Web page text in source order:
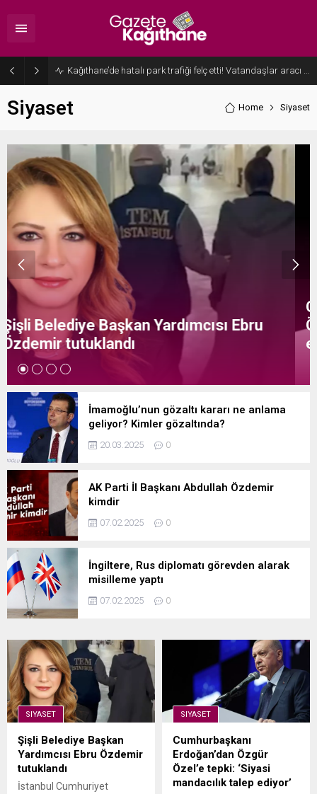
İstanbullular dikkat: 10 ilçeye 4 saat su verilemeyecek
Siyaset Home Siyaset
Cumhurbaşkanı Erdoğan’dan Özgür
Özel’e tepki: ‘Siyasi mandacılık talep
ediyor’
İmamoğlu’nun gözaltı kararı ne anlama
geliyor? Kimler gözaltında?
20.03.2025 0
AK Parti İl Başkanı Abdullah Özdemir
kimdir
07.02.2025 0
İngiltere, Rus diplomatı görevden alarak
misilleme yaptı
07.02.2025 0
SIYASET
Şişli Belediye Başkan
Yardımcısı Ebru Özdemir
tutuklandı
İstanbul Cumhuriyet
SIYASET
Cumhurbaşkanı
Erdoğan’dan Özgür
Özel’e tepki: ‘Siyasi
mandacılık talep ediyor’